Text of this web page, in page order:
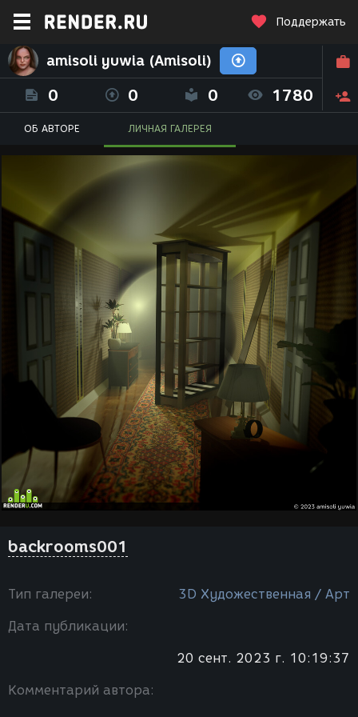
Поддержать
amisoli yuwia (Amisoli)
0 0 0 1780
ОБ АВТОРЕ ЛИЧНАЯ ГАЛЕРЕЯ
backrooms001
Тип галереи: 3D Художественная / Арт
Дата публикации:
20 сент. 2023 г. 10:19:37
Комментарий автора: